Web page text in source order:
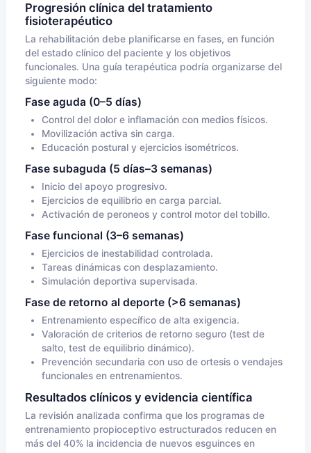
Progresión clínica del tratamiento
fisioterapéutico
La rehabilitación debe planificarse en fases, en función
del estado clínico del paciente y los objetivos
funcionales. Una guía terapéutica podría organizarse del
siguiente modo:
Fase aguda (0–5 días)
Control del dolor e inflamación con medios físicos.
Movilización activa sin carga.
Educación postural y ejercicios isométricos.
Fase subaguda (5 días–3 semanas)
Inicio del apoyo progresivo.
Ejercicios de equilibrio en carga parcial.
Activación de peroneos y control motor del tobillo.
Fase funcional (3–6 semanas)
Ejercicios de inestabilidad controlada.
Tareas dinámicas con desplazamiento.
Simulación deportiva supervisada.
Fase de retorno al deporte (>6 semanas)
Entrenamiento específico de alta exigencia.
Valoración de criterios de retorno seguro (test de
salto, test de equilibrio dinámico).
Prevención secundaria con uso de ortesis o vendajes
funcionales en entrenamientos.
Resultados clínicos y evidencia científica
La revisión analizada confirma que los programas de
entrenamiento propioceptivo estructurados reducen en
más del 40% la incidencia de nuevos esguinces en